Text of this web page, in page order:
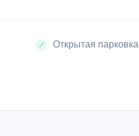
Открытая парковка